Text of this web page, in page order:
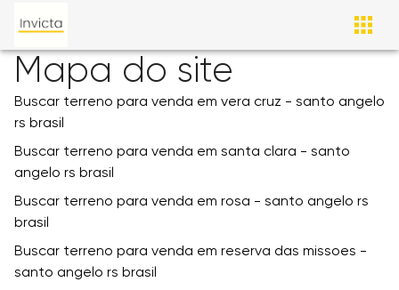
Mapa do site
Buscar terreno para venda em vera cruz - santo angelo
rs brasil
Buscar terreno para venda em santa clara - santo
angelo rs brasil
Buscar terreno para venda em rosa - santo angelo rs
brasil
Buscar terreno para venda em reserva das missoes -
santo angelo rs brasil